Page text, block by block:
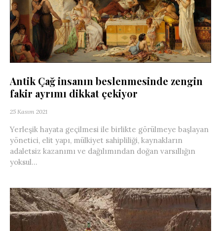
Antik Çağ insanın beslenmesinde zengin
fakir ayrımı dikkat çekiyor
25 Kasım 2021
Yerleşik hayata geçilmesi ile birlikte görülmeye başlayan
yönetici, elit yapı, mülkiyet sahipliliği, kaynakların
adaletsiz kazanımı ve dağılımından doğan varsıllığın
yoksul...